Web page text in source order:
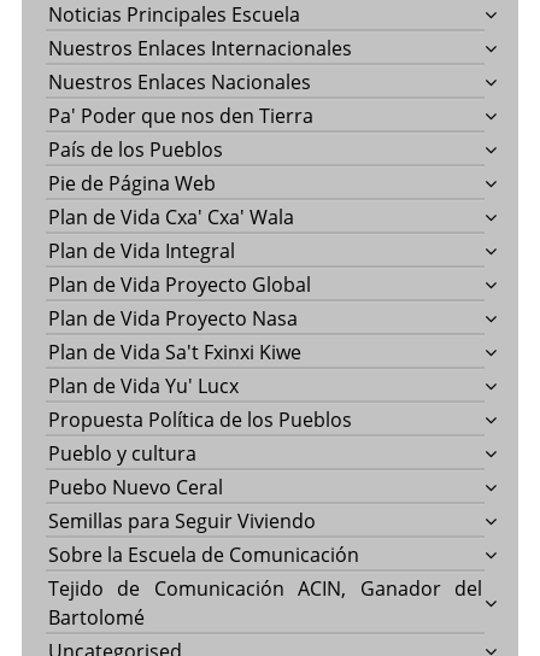
Noticias Principales Escuela
Nuestros Enlaces Internacionales
Nuestros Enlaces Nacionales
Pa' Poder que nos den Tierra
País de los Pueblos
Pie de Página Web
Plan de Vida Cxa' Cxa' Wala
Plan de Vida Integral
Plan de Vida Proyecto Global
Plan de Vida Proyecto Nasa
Plan de Vida Sa't Fxinxi Kiwe
Plan de Vida Yu' Lucx
Propuesta Política de los Pueblos
Pueblo y cultura
Puebo Nuevo Ceral
Semillas para Seguir Viviendo
Sobre la Escuela de Comunicación
Tejido de Comunicación ACIN, Ganador del
Bartolomé